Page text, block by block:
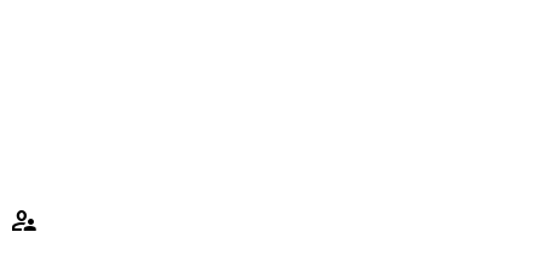
supervisor_account